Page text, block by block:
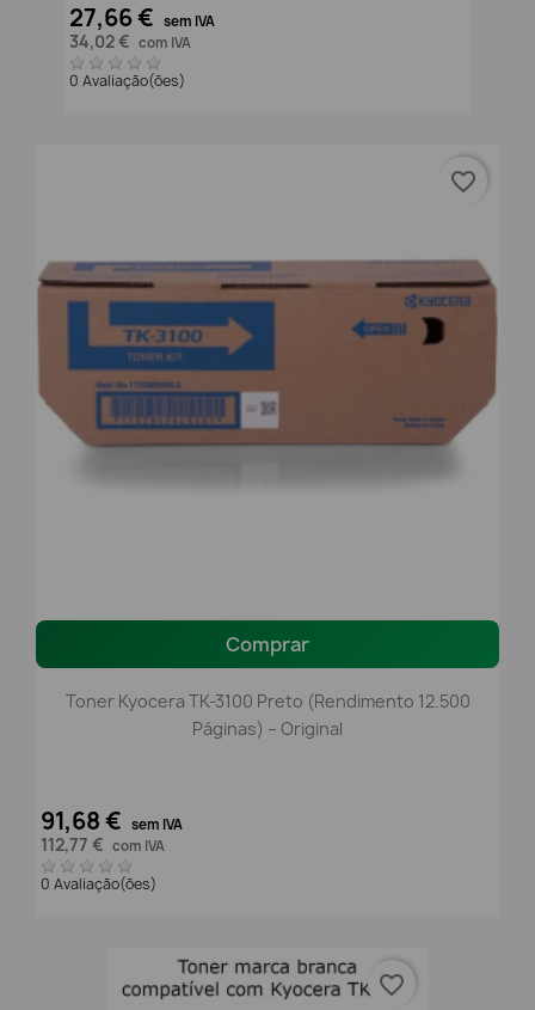
27,66 € sem IVA
34,02 € com IVA
0 Avaliação(ões)
Comprar
Toner Kyocera TK-3100 Preto (Rendimento 12.500
Páginas) – Original
91,68 € sem IVA
112,77 € com IVA
0 Avaliação(ões)
favorite_border
favorite_border